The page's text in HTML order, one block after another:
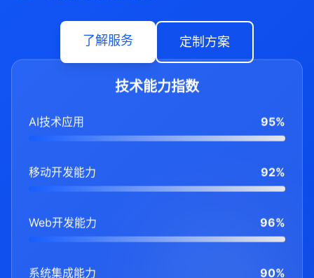
了解服务 定制方案
技术能力指数
AI技术应用
移动开发能力
Web开发能力
系统集成能力